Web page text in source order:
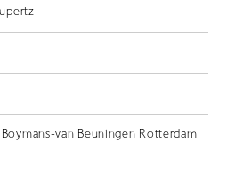
van Beuningen Rotterdam